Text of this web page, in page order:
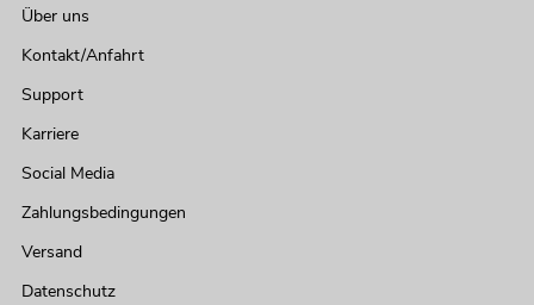
Über uns
Kontakt/Anfahrt
Support
Karriere
Social Media
Zahlungsbedingungen
Versand
Datenschutz